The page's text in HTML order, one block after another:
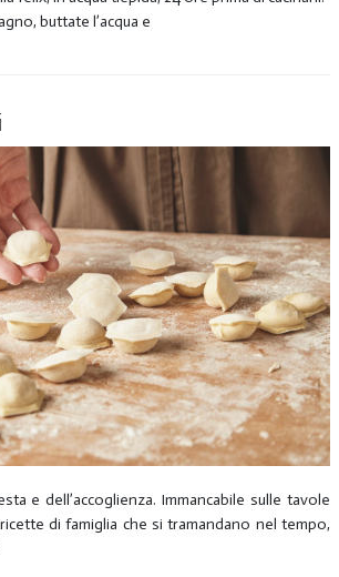
buttate l’acqua e
e dell’accoglienza. Immancabile sulle tavole
di famiglia che si tramandano nel tempo,